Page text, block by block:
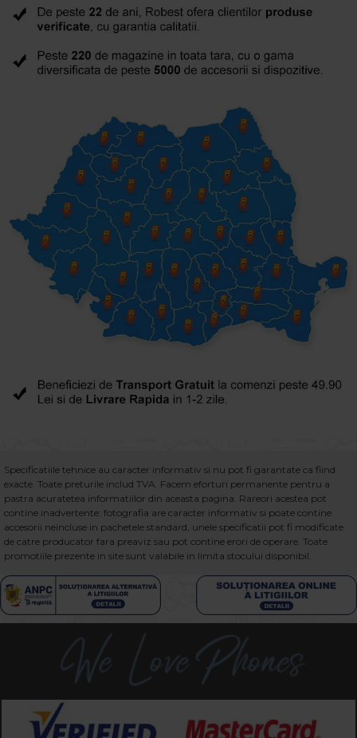
Specificatiile tehnice au caracter informativ si nu pot fi garantate ca fiind
exacte. Toate preturile includ TVA. Facem eforturi permanente pentru a
pastra acuratetea informatiilor din aceasta pagina. Rareori acestea pot
contine inadvertente: fotografia are caracter informativ si poate contine
accesorii neincluse in pachetele standard, unele specificatii pot fi modificate
de catre producator fara preaviz sau pot contine erori de operare. Toate
promotiile prezente in site sunt valabile in limita stocului disponibil.